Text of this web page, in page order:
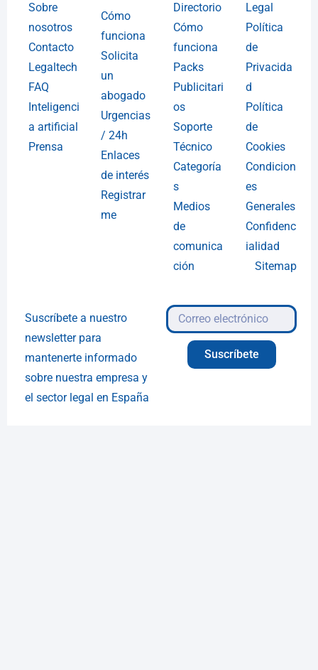
Sobre
nosotros
Contacto
Legaltech
FAQ
Inteligenci
a artificial
Prensa
Cómo
funciona
Solicita
un
abogado
Urgencias
/ 24h
Enlaces
de interés
Registrar
me
Directorio
Cómo
funciona
Packs
Publicitari
os
Soporte
Técnico
Categoría
s
Medios
de
comunica
ción
Legal
Política
de
Privacida
d
Política
de
Cookies
Condicion
es
Generales
Confidenc
ialidad
Sitemap
Suscríbete a nuestro
newsletter para
mantenerte informado
sobre nuestra empresa y
el sector legal en España
Suscríbete